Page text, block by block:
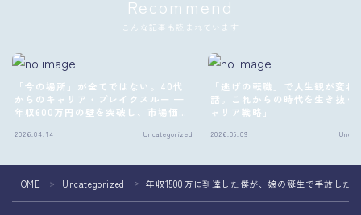
Follow Me
Recommend
こんな記事も読まれています
「今の場所」が全てではない。40代
からのキャリア・ブレイクスルー —
年収600万円の壁を突破し、市場価値
2026.04.14 Uncategorized
「逃げの転職」で人生観が変わ
話。これからの時代を生き抜く
ャリア戦略」
2026.05.09
HOME ＞ Uncategorized ＞ 年収1500万に到達した僕が、娘の誕生で手放した